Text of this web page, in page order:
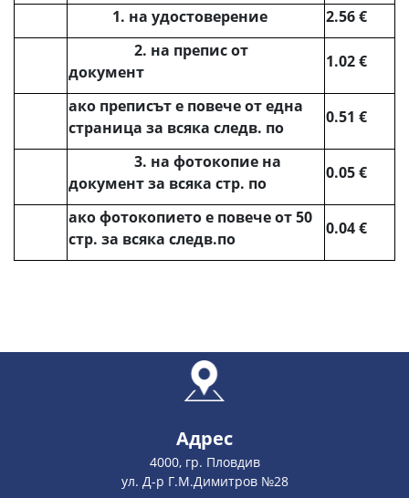
1. на удостоверение
2.56 €
2. на препис от
документ
1.02 €
ако преписът е повече от една
страница за всяка следв. по
0.51 €
3. на фотокопие на
документ за всяка стр. по
0.05 €
ако фотокопието е повече от 50
стр. за всяка следв.по
0.04 €
Адрес
4000, гр. Пловдив
ул. Д-р Г.М.Димитров №28